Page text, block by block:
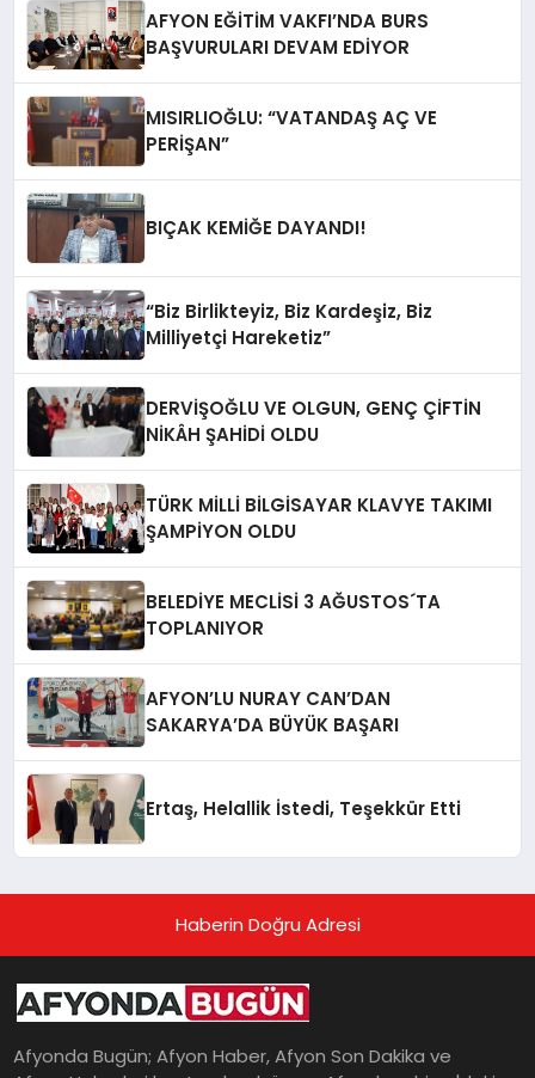
AFYON EĞİTİM VAKFI’NDA BURS
BAŞVURULARI DEVAM EDİYOR
MISIRLIOĞLU: “VATANDAŞ AÇ VE
PERİŞAN”
BIÇAK KEMİĞE DAYANDI!
“Biz Birlikteyiz, Biz Kardeşiz, Biz
Milliyetçi Hareketiz”
DERVİŞOĞLU VE OLGUN, GENÇ ÇİFTİN
NİKÂH ŞAHİDİ OLDU
TÜRK MİLLİ BİLGİSAYAR KLAVYE TAKIMI
ŞAMPİYON OLDU
BELEDİYE MECLİSİ 3 AĞUSTOS´TA
TOPLANIYOR
AFYON’LU NURAY CAN’DAN
SAKARYA’DA BÜYÜK BAŞARI
Ertaş, Helallik İstedi, Teşekkür Etti
Haberin Doğru Adresi
Afyonda Bugün; Afyon Haber, Afyon Son Dakika ve